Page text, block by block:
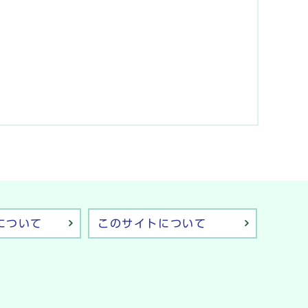
ついて このサイトについて